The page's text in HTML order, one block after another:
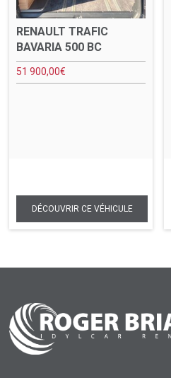
RENAULT TRAFIC
BAVARIA 500 BC
51 900,00€